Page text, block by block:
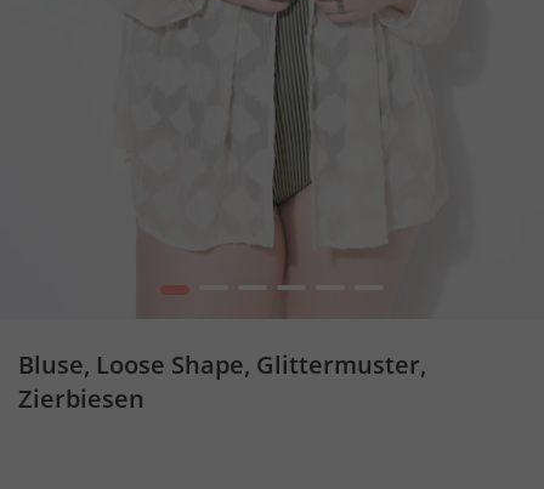
1 3 4
Bluse, Loose Shape, Glittermuster,
Zierbiesen